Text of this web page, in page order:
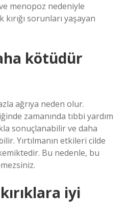
menopoz nedeniyle
sorunları yaşayan
kötüdür
ağrıya neden olur.
zamanında tıbbi yardım
sonuçlanabilir ve daha
Yırtılmanın etkileri cilde
Bu nedenle, bu
iyi